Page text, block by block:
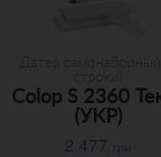
Colop S 2360
(УКР)
2 477 грн